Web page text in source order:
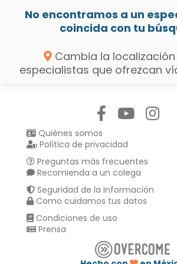
No encontramos a un
coincida con tu
Cambia la
especialistas que ofrezcan
Quiénes somos
Política de privacidad
Preguntas más frecuentes
Recomienda a un colega
Seguridad de la información
Como cuidamos tus datos
Condiciones de uso
Prensa